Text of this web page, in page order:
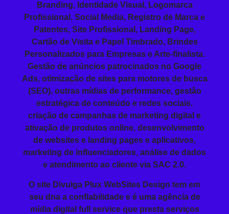
Branding, Identidade Visual, Logomarca
Profissional, Social Media, Registro de Marca e
Patentes, Site Profissional, Landing Page,
Cartão de Visita e Papel Timbrado, Brindes
Personalizados para Empresas e Arte-finalista.
Gestão de anúncios patrocinados no Google
Ads, otimização de sites para motores de busca
(SEO), outras mídias de performance, gestão
estratégica de conteúdo e redes sociais,
criação de campanhas de marketing digital e
ativação de produtos online, desenvolvimento
de websites e landing pages e aplicativos,
marketing de influenciadores, análise de dados
e atendimento ao cliente via SAC 2.0.
O site Divulga Plux WebSites Design tem em
seu dna a confiabilidade e é uma agência de
mídia digital full service que presta serviços